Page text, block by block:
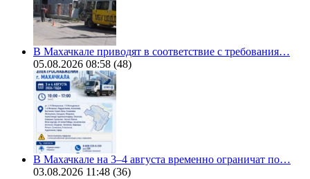
В Махачкале приводят в соответствие с требования…
05.08.2026 08:58 (48)
В Махачкале на 3–4 августа временно ограничат по…
03.08.2026 11:48 (36)